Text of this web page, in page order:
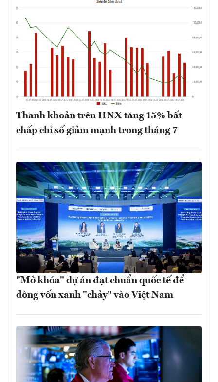
Thanh khoản trên HNX tăng 15% bất
chấp chỉ số giảm mạnh trong tháng 7
"Mở khóa" dự án đạt chuẩn quốc tế để
dòng vốn xanh "chảy" vào Việt Nam